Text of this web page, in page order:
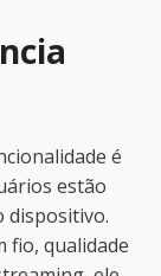
é
estão
dispositivo.
fio, qualidade